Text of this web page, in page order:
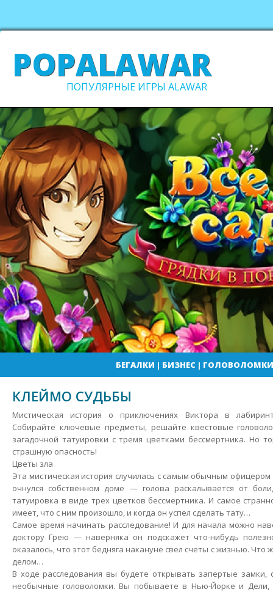
POPALAWAR
ПОПУЛЯРНЫЕ ИГРЫ ALAWAR
БЕГАЛКИ | БИЗНЕС| ГОЛОВОЛОМКИ
КЛЕЙМО СУДЬБЫ
Мистическая история о приключениях Виктора в
Собирайте ключевые предметы, решайте квестовые
загадочной татуировки с тремя цветками бессмертника. Но
страшную опасность!
Цветы зла
Эта мистическая история случилась с самым обычным офицером
очнулся собственном доме — голова раскалывается от
татуировка в виде трех цветков бессмертника. И самое
имеет, что с ним произошло, и когда он успел сделать тату…
Самое время начинать расследование! И для начала можно
доктору Грею — наверняка он подскажет что-нибудь
оказалось, что этот бедняга накануне свел счеты с жизнью. Что
делом…
В ходе расследования вы будете открывать запертые
необычные головоломки. Вы побываете в Нью-Йорке и